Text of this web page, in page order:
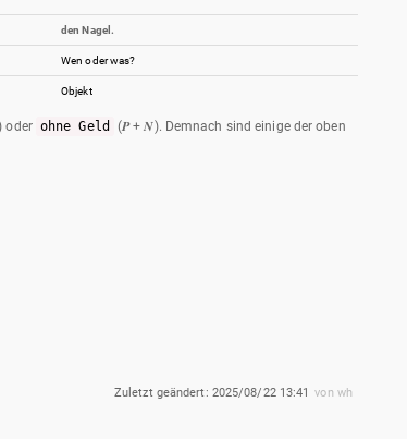
den Nagel.
Wen oder was?
Objekt
oder ohne Geld
(𝑷 + 𝑵). Demnach sind einige der oben
Zuletzt geändert: 2025/08/22 13:41 von wh